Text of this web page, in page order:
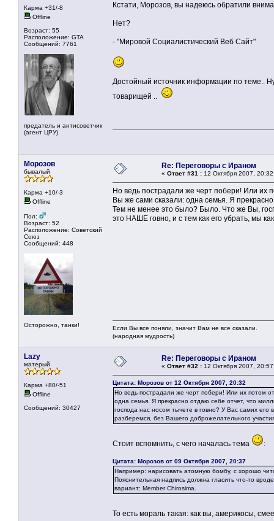
Карма +31/-8
Offline
Возраст: 55
Расположение: GTA
Сообщений: 7761
предатель и антисоветчик
(агент ЦРУ)
Кстати, Морозов, вы надеюсь обратили
Нет?
- "Мировой Социалистический Веб Сайт"
Достойный источник информации по теме..
товарищей ..
Морозов
бывалый
Карма +10/-3
Offline
Пол:
Возраст: 52
Расположение: Советский
Союз
Сообщений: 448
Осторожно, танки!
Re: Переговоры с Ираном
« Ответ #31 : 12 Октября 2007,
Но ведь пострадали же черт побери! Или их
Вы же сами сказали: одна семья. Я
Тем не менее это было? Было. Что же Вы,
это НАШЕ говно, и с тем как его убрать, мы
Если Вы все поняли, значит Вам не все сказали.
(народная мудрость)
Lazy
матерый
Карма +80/-51
Offline
Сообщений: 30427
Re: Переговоры с Ираном
« Ответ #32 : 12 Октября 2007,
Цитата: Морозов от 12 Октября 2007, 20:32
Но ведь пострадали же черт побери! Или их потом
одна семья. Я прекрасно отдаю себе отчет, что
господа нас носом тычете в говно? У Вас самих
разберемся, без Вашего доброжелательного
Стоит вспомнить, с чего началась тема :
Цитата: Морозов от 09 Октября 2007, 20:37
Например: нарисовать атомную бомбу, с хорошо
Пояснительная надпись должна гласить что-то
вариант: Member Chirosima.
То есть мораль такая: как вы, америкосы,